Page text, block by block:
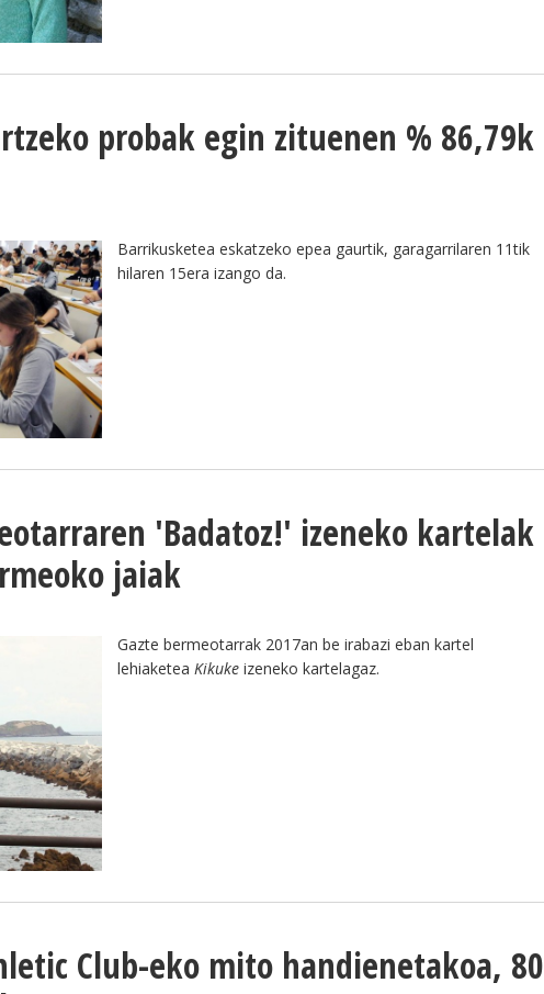
probak egin zituenen % 86,79k
Barrikusketea eskatzeko epea gaurtik, garagarrilaren 11tik
hilaren 15era izango da.
'Badatoz!' izeneko kartelak
jaiak
Gazte bermeotarrak 2017an be irabazi eban kartel
lehiaketea Kikuke izeneko kartelagaz.
Club-eko mito handienetakoa, 80